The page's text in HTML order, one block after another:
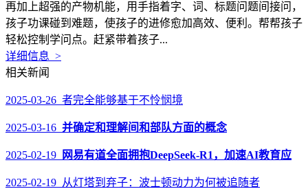
再加上超强的产物机能，用手指着字、词、标题问题间接问，
孩子功课碰到难题，使孩子的进修愈加高效、便利。帮帮孩子
轻松控制学问点。赶紧带着孩子...
详细信息 >
相关新闻
2025-03-26 者完全能够基于不怜悯境
2025-03-16 并确定和理解间和部队方面的概念
2025-02-19 网易有道全面拥抱DeepSeek-R1，加速AI教育应
2025-02-19 从灯塔到弃子：波士顿动力为何被追随者